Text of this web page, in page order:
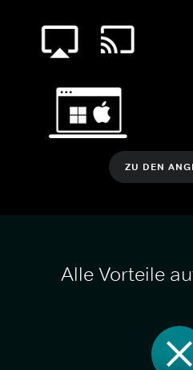
ZU DEN
Alle Vorteile